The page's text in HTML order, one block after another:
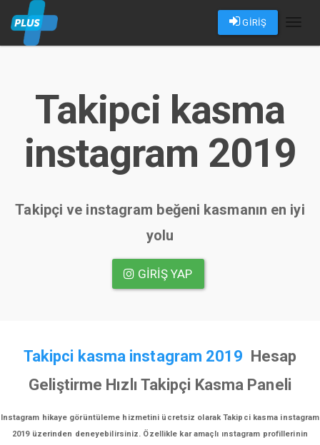
GİRİŞ
Takipci kasma
instagram 2019
Takipçi ve instagram beğeni kasmanın en iyi
yolu
GIRIŞ YAP
Takipci kasma instagram 2019 Hesap
Geliştirme Hızlı Takipçi Kasma Paneli
Instagram hikaye görüntüleme hizmetini ücretsiz olarak Takipci kasma instagram
2019 üzerinden deneyebilirsiniz. Özellikle kar amaçlı ınstagram profillerinin